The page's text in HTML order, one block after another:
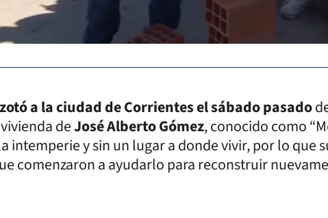
a la ciudad de Corrientes el sábado pasado
deJosé Alberto Gómez, conocido como
intemperie y sin un lugar a donde vivir, por lo que
comenzaron a ayudarlo para reconstruir